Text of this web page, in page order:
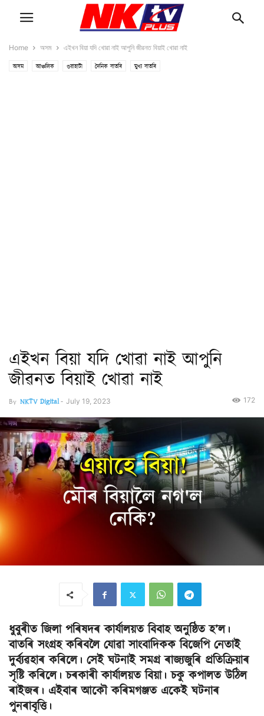
Home অসম এইখন বিয়া যদি খোৱা নাই আপুনি জীৱনত বিয়াই খোৱা নাই
অসম আঞ্চলিক গুৱাহাটী দৈনিক বাতৰি মুখ্য বাতৰি
এইখন বিয়া যদি খোৱা নাই আপুনি
জীৱনত বিয়াই খোৱা নাই
By NKTV Digital- July 19, 2023 172
ধুবুৰীত জিলা পৰিষদৰ কাৰ্যালয়ত বিবাহ অনুষ্ঠিত হ’ল।
বাতৰি সংগ্ৰহ কৰিবলৈ যোৱা সাংবাদিকক বিজেপি নেতাই
দুৰ্ব্যৱহাৰ কৰিলে। সেই ঘটনাই সমগ্ৰ ৰাজ্যজুৰি প্ৰতিক্ৰিয়াৰ
সৃষ্টি কৰিলে। চৰকাৰী কাৰ্যালয়ত বিয়া। চকু কপালত উঠিল
ৰাইজৰ। এইবাৰ আকৌ কৰিমগঞ্জত একেই ঘটনাৰ
পুনৰাবৃত্তি।